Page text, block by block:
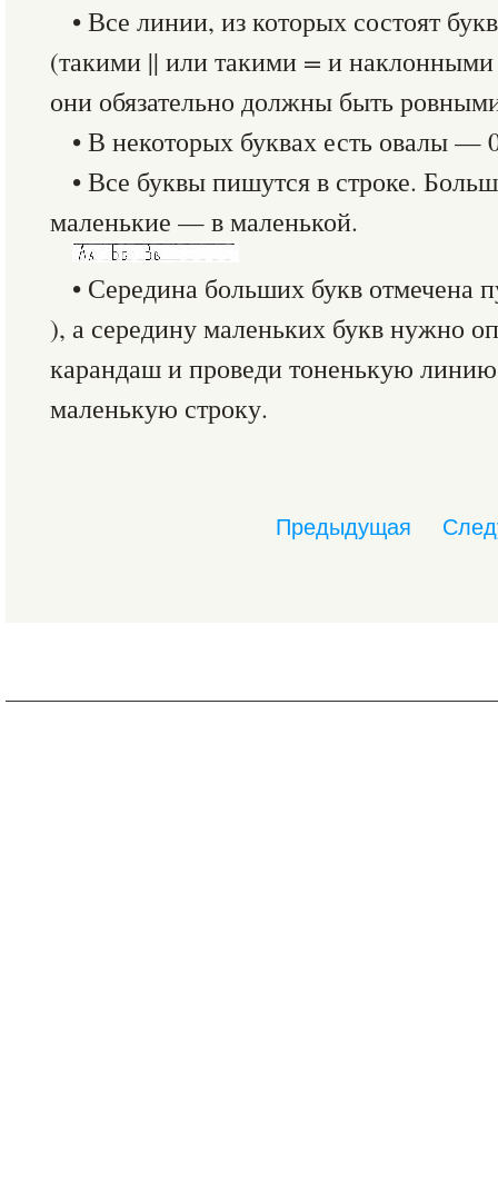
• Все линии, из которых состоят
(такими || или такими = и
они обязательно должны быть
• В некоторых буквах есть овалы
• Все буквы пишутся в строке.
маленькие — в маленькой.
• Середина больших букв
), а середину маленьких букв нужно
карандаш и проведи тоненькую
маленькую строку.
Предыдущая